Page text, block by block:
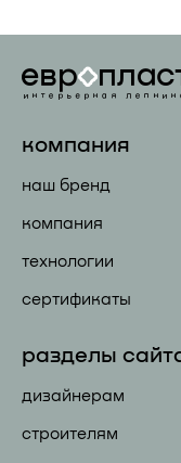
компания
наш бренд
компания
технологии
сертификаты
разделы
дизайнерам
строителям